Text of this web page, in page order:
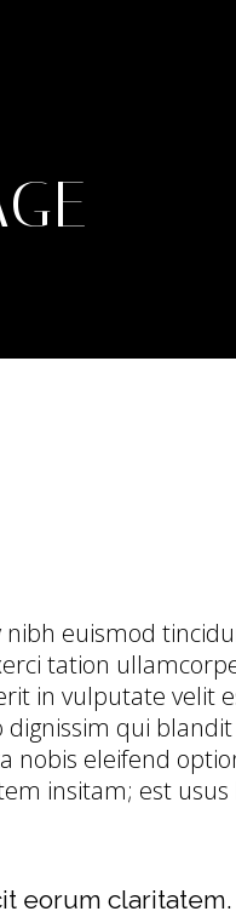
euismod
tation
in vulputate velit
qui
nobis eleifend
insitam; est usus
eorum claritatem.